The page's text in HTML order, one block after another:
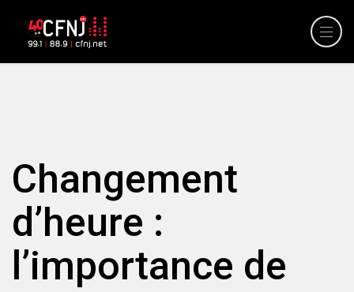
Changement
d’heure :
l’importance de